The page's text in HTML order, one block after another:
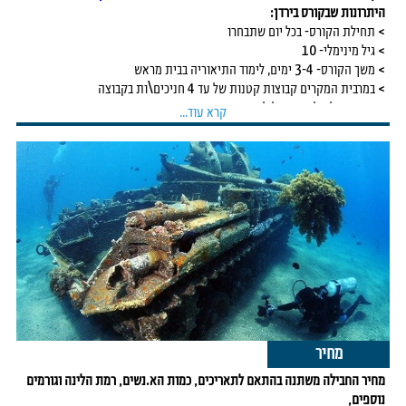
הכוללת גם ארוחת צהריים ושתייה.
לאחר הצלילות הסעה חזרה לגבול למעבר לישראל.
חזרה משוערת לאילת בשעות הצהריים,
היתרונות שבקורס בירדן:
> תחילת הקורס- בכל יום שתבחרו
> גיל מינימלי- 10
> משך הקורס- 3-4 ימים, לימוד התיאוריה בבית מראש
> במרבית המקרים קבוצות קטנות של עד 4 חניכים\ות בקבוצה
> מגוון גדול של אתרי צלילה- פחות עומס
> הוצאות נלוות- לינה וארוחות, יחסית זולות.
> חוויה בחו"ל- שילוב הקורס בחופשה
> אפשרות לצלילה באתרים מהיפים בעולם, בקורס ומיד אחריו
> הטבות ללקוחות חוזרים בהזמנת טיולי צלילה בעולם
חבילת קורס צלילה כוכב ראשון
> לינק לימוד תיאוריה בבית בזמנך הפנוי
> הסעות מהגבול, למלון ולמועדון הצלילה
> 3 לילות במלון 3* בעיר בחדר לשניים כולל ארוחות בוקר
> 3 ימי הכשרה מעשית בים לקבלת הסכמה
> הקורס כולל הדרכה, ציוד צלילה וביטוח צלילה לימי הקורס.
חבילת קורס צלילה כוכב שני + יום צלילות כיף
קרא עוד...
מחיר
מחיר החבילה משתנה בהתאם לתאריכים, כמות הא.נשים, רמת הלינה וגורמים
נוספים,